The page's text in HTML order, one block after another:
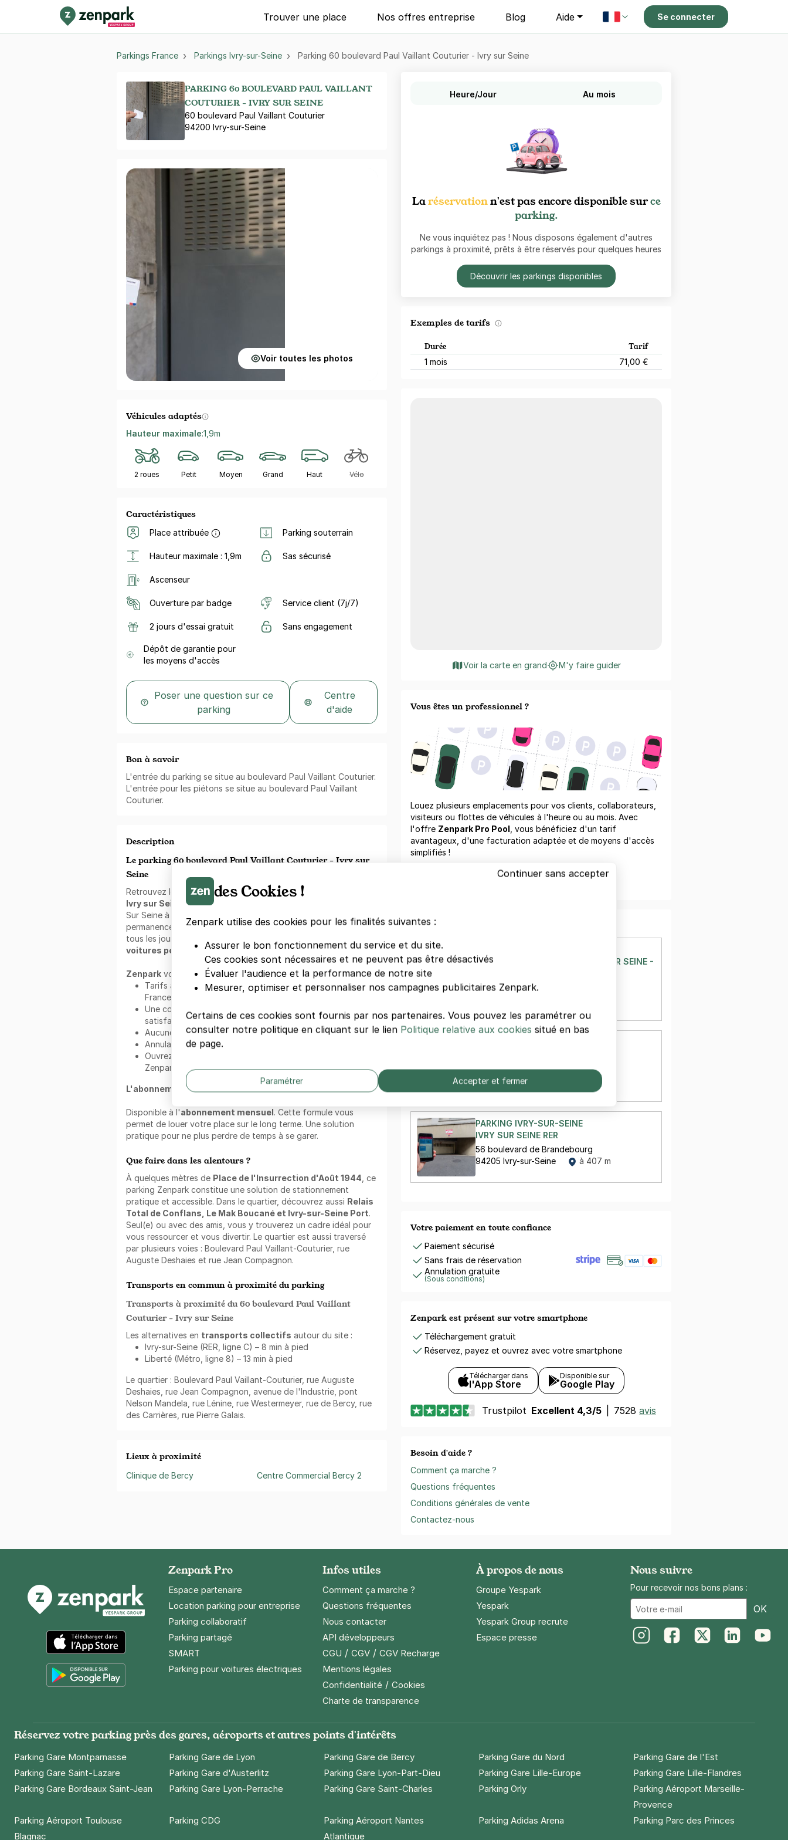
Trouver une place Nos offres entreprise Blog Aide Se connecter
Parkings France Parkings Ivry-sur-Seine Parking 60 boulevard Paul Vaillant Couturier - Ivry sur Seine
PARKING 60 BOULEVARD PAUL VAILLANT
COUTURIER - IVRY SUR SEINE
60 boulevard Paul Vaillant Couturier
94200 Ivry-sur-Seine
Voir toutes les photos
Véhicules adaptés
Hauteur maximale:1,9m
2 roues Petit Moyen Grand Haut Vélo
Caractéristiques
Place attribuée Parking souterrain
Hauteur maximale : 1,9m Sas sécurisé
Ascenseur
Ouverture par badge Service client (7j/7)
2 jours d'essai gratuit Sans engagement
Dépôt de garantie pour
les moyens d'accès
Poser une question sur ce
parking
Centre
d'aide
Bon à savoir
L'entrée du parking se situe au boulevard Paul Vaillant Couturier.
L'entrée pour les piétons se situe au boulevard Paul Vaillant
Couturier.
Description
Le parking 60 boulevard Paul Vaillant Couturier - Ivry sur
Seine
Retrouvez le parking60 boulevard Paul Vaillant Couturier -
Ivry sur Seine
60 boulevard Paul Vaillant Couturier, 94200 Ivry
Sur Seine à Ivry-sur-Seine. Ce parking est accessible en
permanence, vous offrant une place privative à toute heure,
tous les jours. Ce parking est accessible aux véhicules de type
voitures petites, moyennes, grandes et hautes.
Zenpark vous offre de multiples avantages :
Tarifs attractifs en centre-ville, à la gare ou à l'aéroport en
France et en Belgique ;
Une communauté de plus d'un million d'utilisateurs
satisfaits ;
Aucune commission ;
Annulation gratuite ;
Ouvrez le parking et gérez votre forfait via l'application
Zenpark.
L'abonnement au mois Zenpark :
Disponible à l'abonnement mensuel. Cette formule vous
permet de louer votre place sur le long terme. Une solution
pratique pour ne plus perdre de temps à se garer.
Que faire dans les alentours ?
À quelques mètres de Place de l'Insurrection d'Août 1944 , ce
parking Zenpark constitue une solution de stationnement
pratique et accessible. Dans le quartier, découvrez aussi Relais
Total de Conflans, Le Mak Boucané et Ivry-sur-Seine Port.
Seul(e) ou avec des amis, vous y trouverez un cadre idéal pour
vous ressourcer et vous divertir. Le quartier est aussi traversé
par plusieurs voies : Boulevard Paul Vaillant-Couturier, rue
Auguste Deshaies et rue Jean Compagnon.
Transports en commun à proximité du parking
Transports à proximité du 60 boulevard Paul Vaillant
Couturier - Ivry sur Seine
Les alternatives en transports collectifs autour du site :
Ivry-sur-Seine (RER, ligne C) – 8 min à pied
Liberté (Métro, ligne 8) – 13 min à pied
Le quartier : Boulevard Paul Vaillant-Couturier, rue Auguste
Deshaies, rue Jean Compagnon, avenue de l'Industrie, pont
Nelson Mandela, rue Lénine, rue Westermeyer, rue de Bercy, rue
des Carrières, rue Pierre Galais.
Lieux à proximité
Clinique de Bercy Centre Commercial Bercy 2
Au mois
Heure/Jour
Laréservationn'est pas encore disponible surce
parking.
Ne vous inquiétez pas ! Nous disposons également d'autres
parkings à proximité, prêts à être réservés pour quelques heures
Découvrir les parkings disponibles
Exemples de tarifs
Durée
Tarif
1 mois
71,00 €
Voir la carte en grand M'y faire guider
Vous êtes un professionnel ?
Louez plusieurs emplacements pour vos clients, collaborateurs,
visiteurs ou flottes de véhicules à l'heure ou au mois. Avec
l'offre Zenpark Pro Pool , vous bénéficiez d'un tarif
avantageux, d'une facturation adaptée et de moyens d'accès
simplifiés !
Demander un devis
Parkings à proximité
IVRY SUR SEINE - GARE D'IVRY SUR SEINE - LÉNINE
94200 Ivry-sur-Seine
24 rue Lénine
94200 Ivry-sur-Seine
à 140 m
PARKING IVRY-SUR-SEINE
IVRY SUR SEINE RER
56 boulevard de Brandebourg
94205 Ivry-sur-Seine
à 407 m
Votre paiement en toute confiance
Paiement sécurisé
Sans frais de réservation
Annulation gratuite
(Sous conditions)
Zenpark est présent sur votre smartphone
Téléchargement gratuit
Réservez, payez et ouvrez avec votre smartphone
Télécharger dans
l'App Store
Disponible sur
Google Play
Trustpilot Excellent 4,3/5 7528 avis
Besoin d'aide ?
Comment ça marche ?
Questions fréquentes
Conditions générales de vente
Contactez-nous
App Store
Zenpark Pro
Espace partenaire
Location parking pour entreprise
Parking collaboratif
Parking partagé
SMART
Parking pour voitures électriques
Infos utiles
Comment ça marche ?
Questions fréquentes
Nous contacter
API développeurs
CGU / CGV/ CGV Recharge
Mentions légales
Confidentialité/ Cookies
Charte de transparence
À propos de nous
Groupe Yespark
Yespark
Yespark Group recrute
Espace presse
Nous suivre
Pour recevoir nos bons plans :
OK
Réservez votre parking près des gares, aéroports et autres points d'intérêts
Parking Gare Montparnasse Parking Gare de Lyon Parking Gare de Bercy Parking Gare du Nord
Parking Gare de l'Est
Parking Gare Saint-Lazare
Parking Gare d'Austerlitz Parking Gare Lyon-Part-Dieu Parking Gare Lille-Europe
Parking Gare Lille-Flandres
Parking Gare Bordeaux Saint-Jean
Parking Gare Lyon-Perrache Parking Gare Saint-Charles Parking Orly
Parking Aéroport Marseille-
Provence
Parking Aéroport Toulouse
Blagnac
Parking CDG
Parking Aéroport Nantes
Atlantique
Parking Adidas Arena Parking Parc des Princes
Continuer sans accepter
des Cookies !
Zenpark utilise des cookies pour les finalités suivantes :
Assurer le bon fonctionnement du service et du site.
Ces cookies sont nécessaires et ne peuvent pas être désactivés
Évaluer l'audience et la performance de notre site
Mesurer, optimiser et personnaliser nos campagnes publicitaires Zenpark.
Certains de ces cookies sont fournis par nos partenaires. Vous pouvez les paramétrer ou
consulter notre politique en cliquant sur le lien Politique relative aux cookies situé en bas
de page.
Paramétrer Accepter et fermer